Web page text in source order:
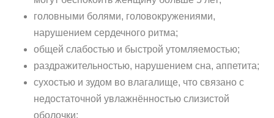
головными болями, головокружениями,
нарушением сердечного ритма;
общей слабостью и быстрой утомляемостью;
раздражительностью, нарушением сна, аппетита;
сухостью и зудом во влагалище, что связано с
недостаточной увлажнённостью слизистой
оболочки;